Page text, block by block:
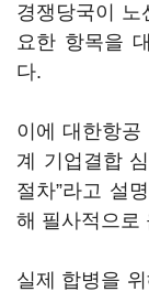
경쟁당국이 노
요한 항목을
다.
이에 대한항
계 기업결합
절차”라고 설
해 필사적으로
실제 합병을